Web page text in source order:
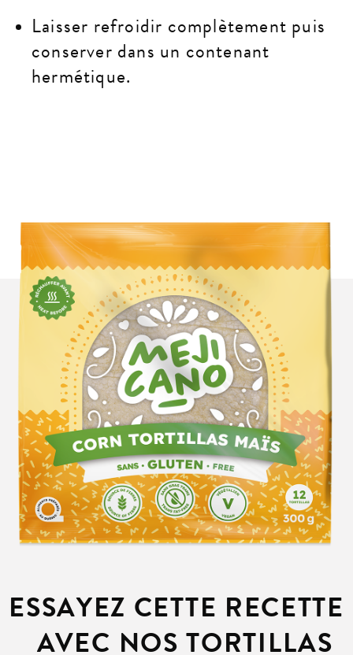
Laisser refroidir complètement puis
conserver dans un contenant
hermétique.
ESSAYEZ CETTE RECETTE
AVEC NOS TORTILLAS